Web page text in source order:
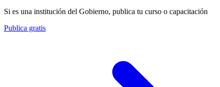
Si es una institución del Gobierno, publica tu curso o capacitación
Publica gratis